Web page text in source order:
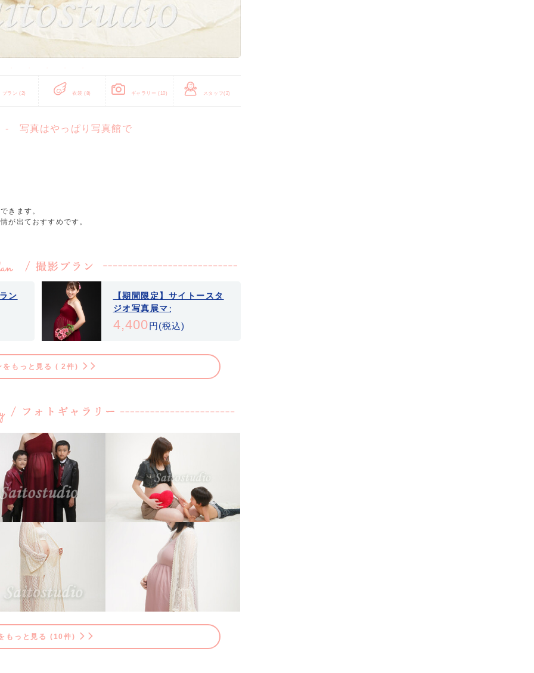
プラン(2) 衣装(8) ギャラリー(10) スタッフ(2)
写真はやっぱり写真館で
きます。
が出ておすすめです。
ン
【期間限定】サイトースタ
ジオ写真展マタニティモデ
ル部門
4,400円(税込)
をもっと見る ( 2件)
もっと見る (10件)